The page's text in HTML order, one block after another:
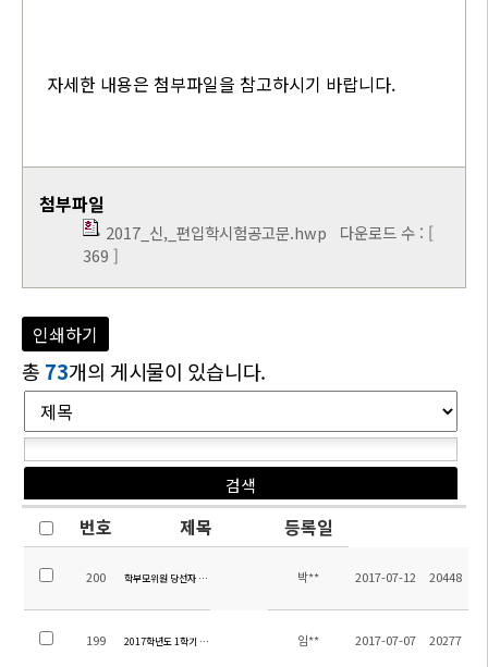
자세한 내용은 첨부파일을 참고하시기 바랍니다.
첨부파일
2017_신,_편입학시험공고문.hwp 다운로드 수 : [
369 ]
인쇄하기
총 73개의 게시물이 있습니다.
번호 제목 등록일
200 학부모위원 당선자 확정 공고 박** 2017-07-12 20448
199 2017학년도 1학기 소주한국학교 만족도 조사 결과
임** 2017-07-07 20277